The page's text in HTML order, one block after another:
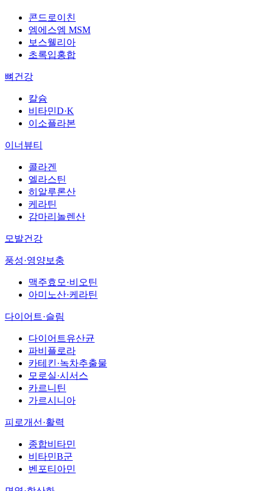
콘드로이친
엠에스엠 MSM
보스웰리아
초록입홍합
뼈건강
칼슘
비타민D·K
이소플라본
이너뷰티
콜라겐
엘라스틴
히알루론산
케라틴
감마리놀렌산
모발건강
풍성·영양보충
맥주효모·비오틴
아미노산·케라틴
다이어트·슬림
다이어트유산균
파비플로라
카테킨·녹차추출물
모로실·시서스
카르니틴
가르시니아
피로개선·활력
종합비타민
비타민B군
벤포티아민